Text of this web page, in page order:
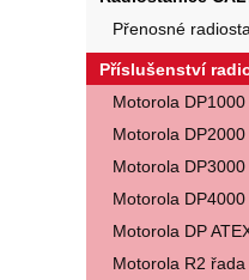
Přenosné
Příslušenství
Motorola DP1000
Motorola DP2000
Motorola DP3000
Motorola DP4000
Motorola DP
Motorola R2 řada